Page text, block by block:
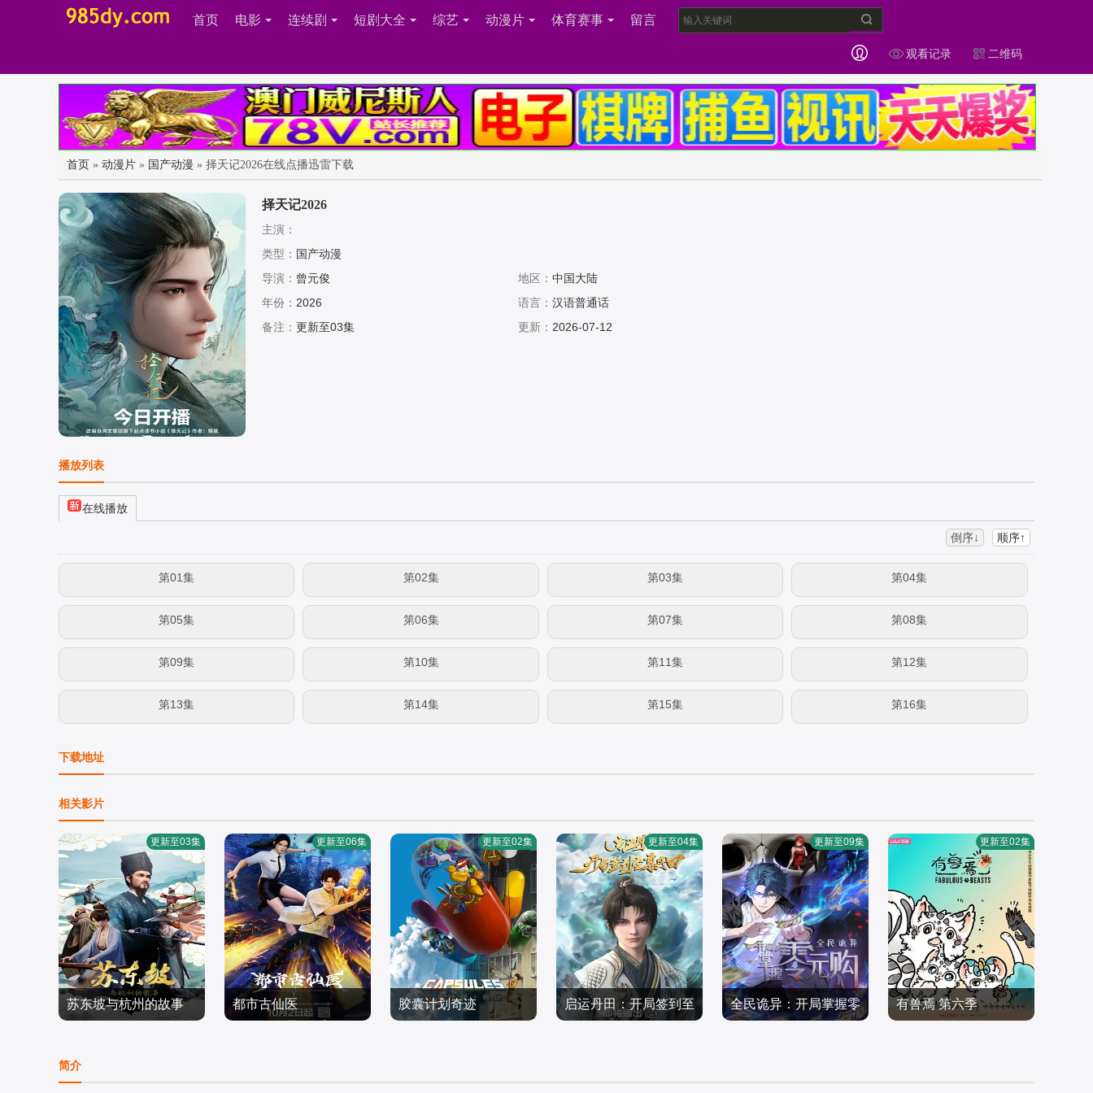
首页 电影 连续剧 短剧大全 综艺 动漫片 体育赛事 留言
二维码
观看记录
首页 » 动漫片 » 国产动漫 » 择天记2026在线点播迅雷下载
择天记2026
主演：
类型： 国产动漫
导演： 曾元俊 地区： 中国大陆
年份： 2026 语言： 汉语普通话
备注： 更新至03集 更新： 2026-07-12
播放列表
在线播放
倒序↓ 顺序↑
第01集 第02集 第03集 第04集
第05集 第06集 第07集 第08集
第09集 第10集 第11集 第12集
第13集 第14集 第15集 第16集
第25集 第26集
下载地址
相关影片
苏东坡与杭州的故事
国产动漫
2026/中国大陆
更新至03集
都市古仙医
2024/中国大陆
更新至06集
胶囊计划奇迹
2026/大陆
更新至02集
启运丹田：开局签到至
2025/中国大陆
更新至04集
全民诡异：开局掌握零
2025/大陆
更新至09集
有兽焉 第六季
许潇文,涂鸦,幽幽
2026/中国大陆
更新至02集
简介